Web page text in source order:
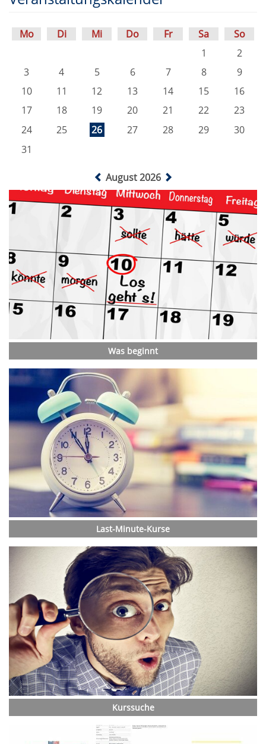
Mo Di Mi Do Fr Sa
So
1
2
3
4 5 6 7 8
9
10
11 12 13 14 15
16
17
18 19 20 21 22
23
24
25 26 27 28 29
30
31
August 2026
Was beginnt
Last-Minute-Kurse
Kurssuche